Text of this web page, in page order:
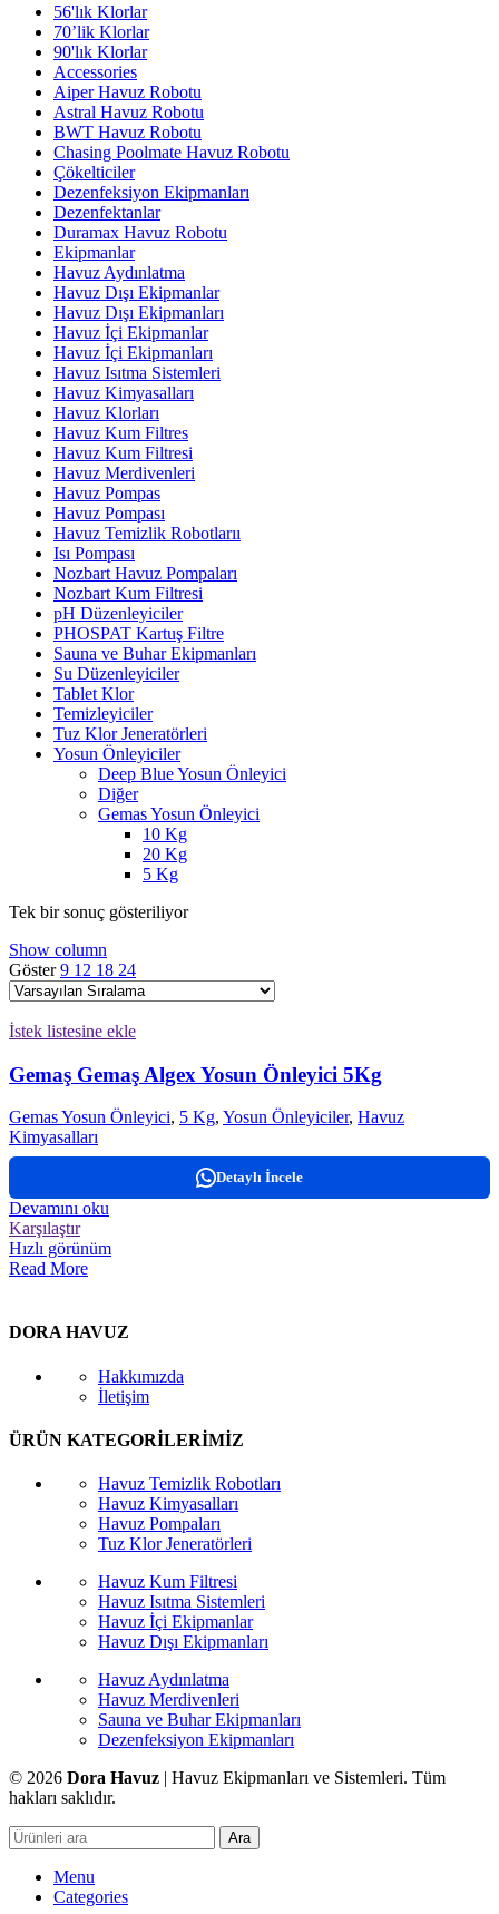
56'lık Klorlar
70’lik Klorlar
90'lık Klorlar
Accessories
Aiper Havuz Robotu
Astral Havuz Robotu
BWT Havuz Robotu
Chasing Poolmate Havuz Robotu
Çökelticiler
Dezenfeksiyon Ekipmanları
Dezenfektanlar
Duramax Havuz Robotu
Ekipmanlar
Havuz Aydınlatma
Havuz Dışı Ekipmanlar
Havuz Dışı Ekipmanları
Havuz İçi Ekipmanlar
Havuz İçi Ekipmanları
Havuz Isıtma Sistemleri
Havuz Kimyasalları
Havuz Klorları
Havuz Kum Filtres
Havuz Kum Filtresi
Havuz Merdivenleri
Havuz Pompas
Havuz Pompası
Havuz Temizlik Robotlarıı
Isı Pompası
Nozbart Havuz Pompaları
Nozbart Kum Filtresi
pH Düzenleyiciler
PHOSPAT Kartuş Filtre
Sauna ve Buhar Ekipmanları
Su Düzenleyiciler
Tablet Klor
Temizleyiciler
Tuz Klor Jeneratörleri
Yosun Önleyiciler
Deep Blue Yosun Önleyici
Diğer
Gemas Yosun Önleyici
10 Kg
20 Kg
5 Kg
Tek bir sonuç gösteriliyor
Show column
Göster9 12 18 24
İstek listesine ekle
Gemaş Gemaş Algex Yosun Önleyici 5Kg
Gemas Yosun Önleyici, 5 Kg, Yosun Önleyiciler, Havuz
Kimyasalları
Detaylı İncele
Devamını oku
Karşılaştır
Hızlı görünüm
Read More
DORA HAVUZ
Hakkımızda
İletişim
ÜRÜN KATEGORİLERİMİZ
Havuz Temizlik Robotları
Havuz Kimyasalları
Havuz Pompaları
Tuz Klor Jeneratörleri
Havuz Kum Filtresi
Havuz Isıtma Sistemleri
Havuz İçi Ekipmanlar
Havuz Dışı Ekipmanları
Havuz Aydınlatma
Havuz Merdivenleri
Sauna ve Buhar Ekipmanları
Dezenfeksiyon Ekipmanları
© 2026 Dora Havuz | Havuz Ekipmanları ve Sistemleri. Tüm
hakları saklıdır.
Ara
Menu
Categories